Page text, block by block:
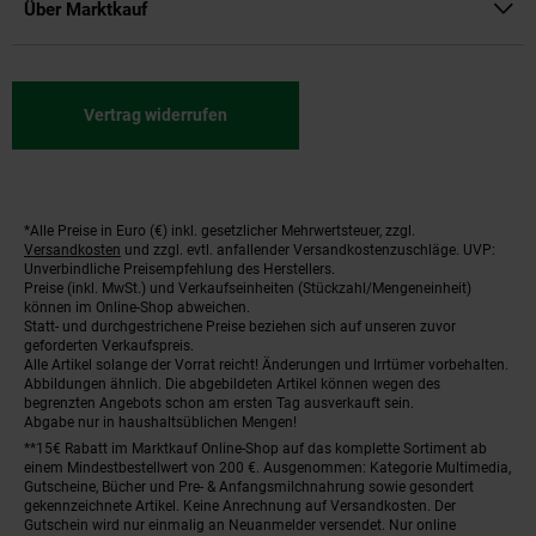
Über Marktkauf
Vertrag widerrufen
Fußnoten
*Alle Preise in Euro (€) inkl. gesetzlicher Mehrwertsteuer, zzgl.
Versandkosten und zzgl. evtl. anfallender Versandkostenzuschläge. UVP:
Unverbindliche Preisempfehlung des Herstellers.
Preise (inkl. MwSt.) und Verkaufseinheiten (Stückzahl/Mengeneinheit)
können im Online-Shop abweichen.
Statt- und durchgestrichene Preise beziehen sich auf unseren zuvor
geforderten Verkaufspreis.
Alle Artikel solange der Vorrat reicht! Änderungen und Irrtümer vorbehalten.
Abbildungen ähnlich. Die abgebildeten Artikel können wegen des
begrenzten Angebots schon am ersten Tag ausverkauft sein.
Abgabe nur in haushaltsüblichen Mengen!
**15€ Rabatt im Marktkauf Online-Shop auf das komplette Sortiment ab
einem Mindestbestellwert von 200 €. Ausgenommen: Kategorie Multimedia,
Gutscheine, Bücher und Pre- & Anfangsmilchnahrung sowie gesondert
gekennzeichnete Artikel. Keine Anrechnung auf Versandkosten. Der
Gutschein wird nur einmalig an Neuanmelder versendet. Nur online